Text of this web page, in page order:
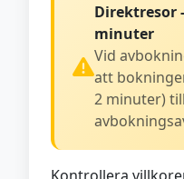
Direktresor
minuter
Vid
att
2 minuter)